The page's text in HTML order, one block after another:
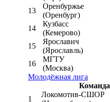
13
Оренбуржье
(Оренбург)
14
Кузбасс
(Кемерово)
15
Ярославич
(Ярославль)
16
МГТУ
(Москва)
Молодёжная лига
Команда
1
Локомотив-CШОР